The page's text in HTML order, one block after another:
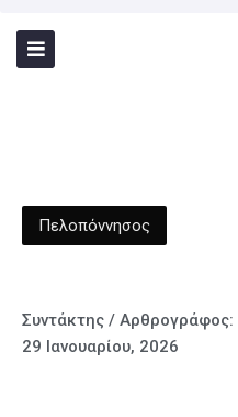
Πελοπόννησος
Συντάκτης / Αρθρογράφος:
29 Ιανουαρίου, 2026